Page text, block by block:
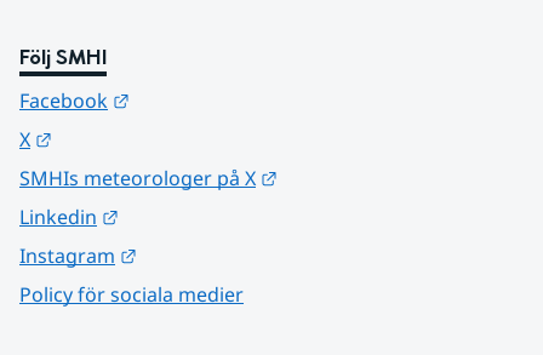
Följ SMHI
Facebook
X
SMHIs meteorologer på X
Linkedin
Instagram
Policy för sociala medier